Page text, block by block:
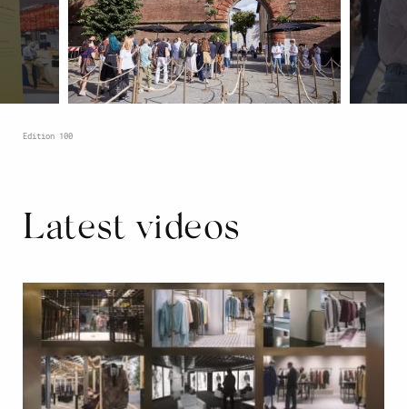
Edition 100
Latest videos